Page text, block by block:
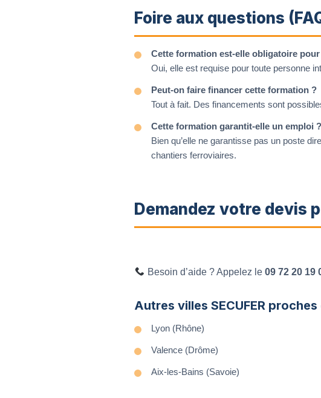
Foire aux questions
Cette formation est-elle obligatoire
Oui, elle est requise pour toute personne
Peut-on faire financer cette formation ?
Tout à fait. Des financements sont
Cette formation garantit-elle un emploi ?
Bien qu’elle ne garantisse pas un poste
chantiers ferroviaires.
Demandez votre devis
Besoin d’aide ? Appelez le 09 72 20 19
Autres villes SECUFER proches
Lyon (Rhône)
Valence (Drôme)
Aix-les-Bains (Savoie)